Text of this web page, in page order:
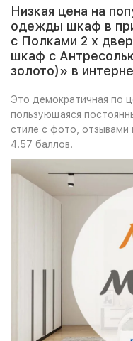
Низкая цена на
одежды шкаф в
с Полками 2 х
шкаф с
золото)» в
Это демократичная по
пользующаяся
стиле с фото, отзывами
4.57 баллов.